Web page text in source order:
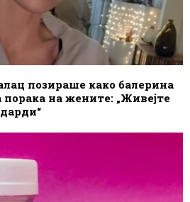
позираше како балерина
на жените: „Живејте